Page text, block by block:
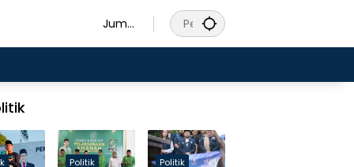
Juma
Politik Politik